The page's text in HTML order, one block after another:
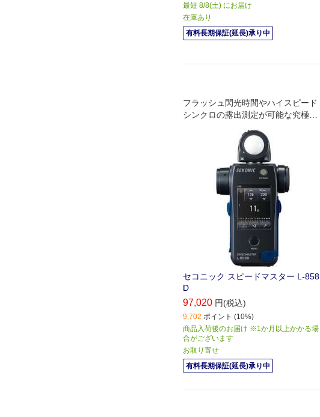
最短 8/8(土) にお届け
在庫あり
有料長期保証(延長)承り中
フラッシュ閃光時間やハイスピード
シンクロの露出測定が可能な究極の
セコニック スピードマスター L-858
D
97,020 円(税込)
9,702 ポイント (10%)
商品入荷後のお届け ※1か月以上かかる場
合がございます
お取り寄せ
有料長期保証(延長)承り中